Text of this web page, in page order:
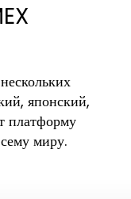
японский,
платформу
миру.